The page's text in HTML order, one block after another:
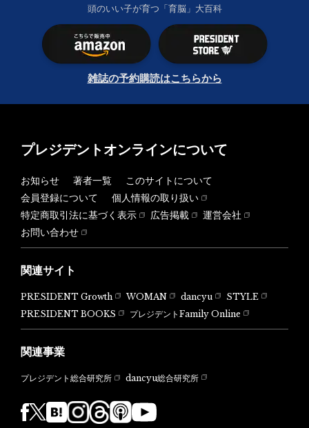
頭のいい子が育つ「育脳」大百科
雑誌の予約購読はこちらから
プレジデントオンラインについて
お知らせ 著者一覧
このサイトについて
会員登録について
個人情報の取り扱い
特定商取引法に基づく表示
広告掲載
運営会社
お問い合わせ
関連サイト
PRESIDENT Growth WOMAN dancyu
STYLE
PRESIDENT BOOKS
プレジデントFamily Online
関連事業
プレジデント総合研究所 dancyu総合研究所